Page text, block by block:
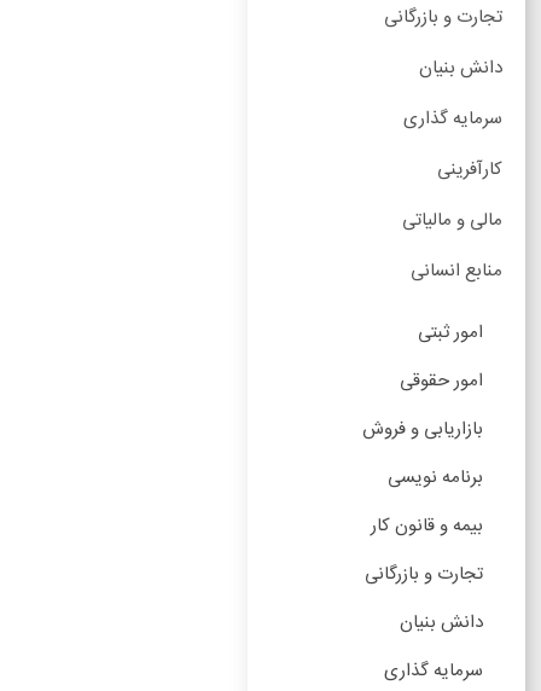
تجارت و بازرگانی
دانش بنیان
سرمایه گذاری
کارآفرینی
مالی و مالیاتی
منابع انسانی
امور ثبتی
امور حقوقی
بازاریابی و فروش
برنامه نویسی
بیمه و قانون کار
تجارت و بازرگانی
دانش بنیان
سرمایه گذاری